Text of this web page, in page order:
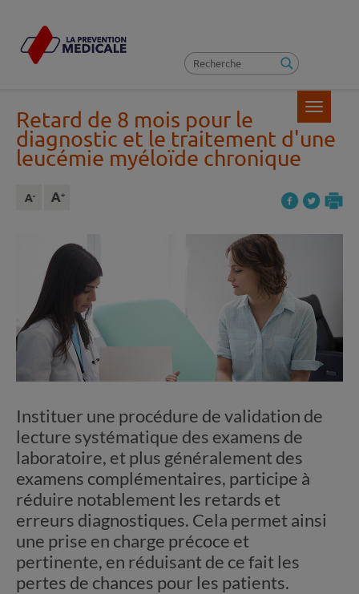
Toggle
Retard de 8 mois pour le
diagnostic et le traitement d'une
leucémie myéloïde chronique
Instituer une procédure de validation de
lecture systématique des examens de
laboratoire, et plus généralement des
examens complémentaires, participe à
réduire notablement les retards et
erreurs diagnostiques. Cela permet ainsi
une prise en charge précoce et
pertinente, en réduisant de ce fait les
pertes de chances pour les patients.